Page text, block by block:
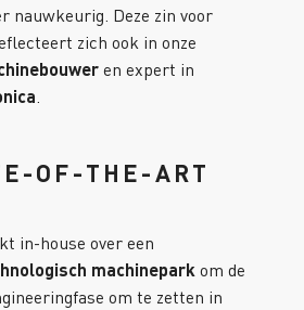
nauwkeurig. Deze zin voor
zich ook in onze
en expert in
OF-THE-ART
in-house over een
machinepark om de
om te zetten in